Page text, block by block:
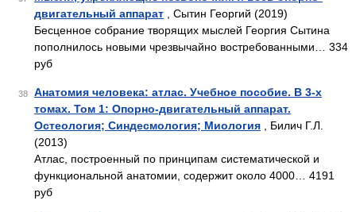
двигательный аппарат , Сытин Георгий (2019)
Бесценное собрание творящих мыслей Георгия Сытина
пополнилось новыми чрезвычайно востребованными… 334
руб
38
Анатомия человека: атлас. Учебное пособие. В 3-х
томах. Том 1: Опорно-двигательный аппарат.
Остеология; Синдесмология; Миология , Билич Г.Л.
(2013)
Атлас, построенный по принципам систематической и
функциональной анатомии, содержит около 4000… 4191
руб